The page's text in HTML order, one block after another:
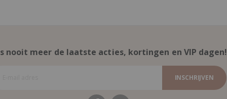
nooit meer de laatste acties, kortingen en VIP dagen!
INSCHRIJVEN